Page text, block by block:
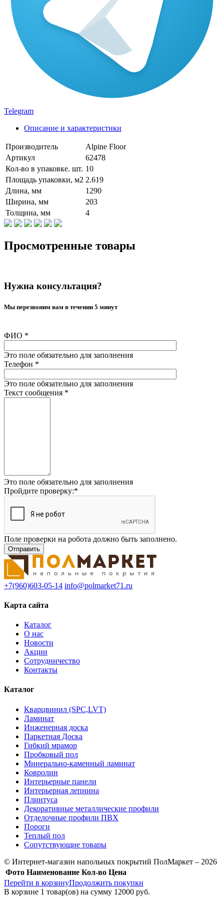
Telegram
Описание и характеристики
Производитель
Alpine Floor
Артикул
62478
Кол-во в упаковке. шт. 10
Площадь упаковки, м2 2.619
Длина, мм
1290
Ширина, мм
203
Толщина, мм
4
Просмотренные товары
Нужна консультация?
Мы перезвоним вам в течении 5 минут
ФИО *
Это поле обязательно для заполнения
Телефон *
Это поле обязательно для заполнения
Текст сообщения *
Это поле обязательно для заполнения
Пройдите проверку:*
Поле проверки на робота должно быть заполнено.
+7(960)603-05-14 info@polmarket71.ru
Карта сайта
Каталог
О нас
Новости
Акции
Сотрудничество
Контакты
Каталог
Кварцвинил (SPC,LVT)
Ламинат
Инженерная доска
Паркетная Доска
Гибкий мрамор
Пробковый пол
Минерально-каменный ламинат
Ковролин
Интерьерные панели
Интерьерная лепнина
Плинтуса
Декоративные металлические профили
Отделочные профили ПВХ
Пороги
Теплый пол
Сопутствующие товары
© Интернет-магазин напольных покрытий ПолМаркет – 2026
Фото Наименование Кол-во Цена
Перейти в корзинуПродолжить покупки
В корзине 1 товар(ов) на сумму 12000 руб.